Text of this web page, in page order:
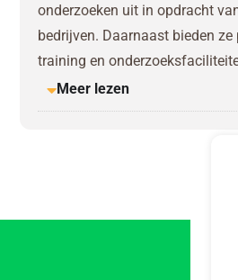
onderzoeken uit in opdracht
bedrijven. Daarnaast bieden
training en
Meer lezen